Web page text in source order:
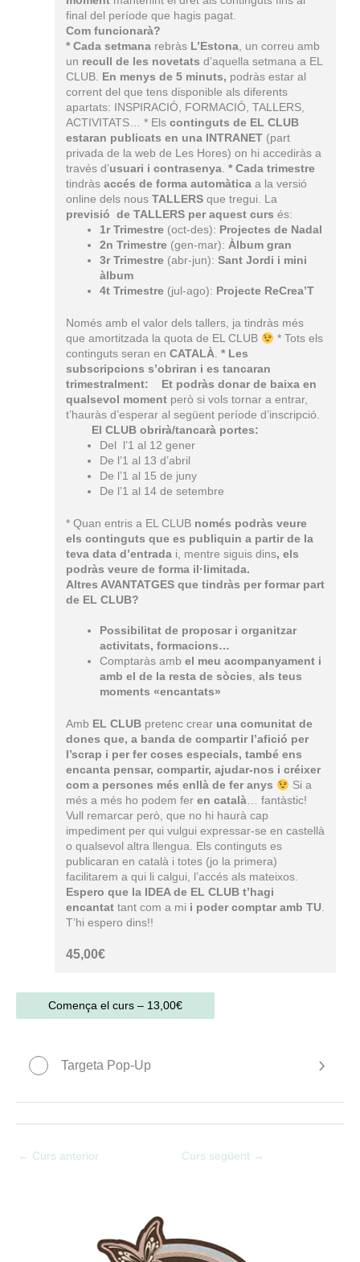
final del període que hagis pagat.
Com funcionarà?
* Cada setmana rebràs L’Estona, un correu amb
un recull de les novetats d’aquella setmana a EL
CLUB. En menys de 5 minuts, podràs estar al
corrent del que tens disponible als diferents
apartats: INSPIRACIÓ, FORMACIÓ, TALLERS,
ACTIVITATS… * Els continguts de EL CLUB
estaran publicats en una INTRANET (part
privada de la web de Les Hores) on hi accediràs a
través d’usuari i contrasenya. * Cada trimestre
tindràs accés de forma automàtica a la versió
online dels nous TALLERS que tregui. La
previsió de TALLERS per aquest curs és:
1r Trimestre (oct-des): Projectes de Nadal
2n Trimestre (gen-mar): Àlbum gran
3r Trimestre (abr-jun): Sant Jordi i mini
àlbum
4t Trimestre (jul-ago): Projecte ReCrea’T
Només amb el valor dels tallers, ja tindràs més
que amortitzada la quota de EL CLUB
* Tots els
continguts seran en CATALÀ. * Les
subscripcions s’obriran i es tancaran
trimestralment:
Et podràs donar de baixa en
qualsevol moment però si vols tornar a entrar,
t’hauràs d’esperar al següent període d’inscripció.
El CLUB obrirà/tancarà portes:
Del l’1 al 12 gener
De l’1 al 13 d’abril
De l’1 al 15 de juny
De l’1 al 14 de setembre
* Quan entris a EL CLUB només podràs veure
els continguts que es publiquin a partir de la
teva data d’entrada i, mentre siguis dins, els
podràs veure de forma il·limitada.
Altres AVANTATGES que tindràs per formar part
de EL CLUB?
Possibilitat de proposar i organitzar
activitats, formacions…
Comptaràs amb el meu acompanyament i
amb el de la resta de sòcies, als teus
moments «encantats»
Amb EL CLUB pretenc crear una comunitat de
dones que, a banda de compartir l’afició per
l’scrap i per fer coses especials, també ens
encanta pensar, compartir, ajudar-nos i créixer
com a persones més enllà de fer anys
Si a
més a més ho podem fer en català… fantàstic!
Vull remarcar però, que no hi haurà cap
impediment per qui vulgui expressar-se en castellà
o qualsevol altra llengua. Els continguts es
publicaran en català i totes (jo la primera)
facilitarem a qui li calgui, l’accés als mateixos.
Espero que la IDEA de EL CLUB t’hagi
encantat tant com a mi i poder comptar amb TU.
T’hi espero dins!!
45,00€
Comença el curs – 13,00€
Targeta Pop-Up
← Curs anterior Curs següent →